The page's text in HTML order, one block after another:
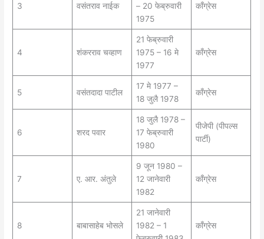
3 वसंतराव नाईक
– 20 फेब्रुवारी
1975
काँग्रेस
4 शंकरराव चव्हाण
21 फेब्रुवारी
1975 – 16 मे
1977
काँग्रेस
5 वसंतदादा पाटील
17 मे 1977 –
18 जुलै 1978
काँग्रेस
6 शरद पवार
18 जुलै 1978 –
17 फेब्रुवारी
1980
पीजेपी (पीपल्स
पार्टी)
7 ए. आर. अंतुले
9 जून 1980 –
12 जानेवारी
1982
काँग्रेस
8 बाबासाहेब भोसले
21 जानेवारी
1982 – 1
काँग्रेस